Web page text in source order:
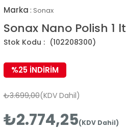
Marka : Sonax
Sonax Nano Polish 1 lt
(102208300)
%25İNDIRIM
₺3.699,00(KDV Dahil)
₺2.774,25(KDV Dahil)